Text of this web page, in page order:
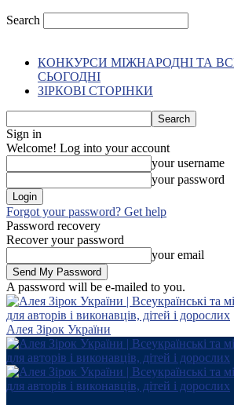
Search
КОНКУРСИ МІЖНАРОДНІ ТА
СЬОГОДНІ
ЗІРКОВІ СТОРІНКИ
Sign in
Welcome! Log into your account
your username
your password
Forgot your password? Get help
Password recovery
Recover your password
your email
A password will be e-mailed to you.
Алея Зірок України